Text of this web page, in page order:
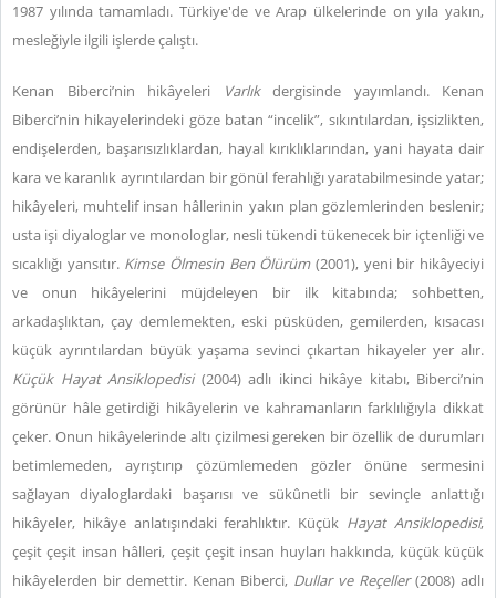
1987 yılında tamamladı. Türkiye'de ve Arap ülkelerinde on yıla yakın,
mesleğiyle ilgili işlerde çalıştı.
Kenan Biberci’nin hikâyeleri Varlıkdergisinde yayımlandı.
Kenan
Biberci’nin hikayelerindeki göze batan “incelik”, sıkıntılardan, işsizlikten,
endişelerden, başarısızlıklardan, hayal kırıklıklarından, yani hayata dair
kara ve karanlık ayrıntılardan bir gönül ferahlığı yaratabilmesinde yatar;
hikâyeleri, muhtelif insan hâllerinin yakın plan gözlemlerinden beslenir;
usta işi diyaloglar ve monologlar, nesli tükendi tükenecek bir içtenliği ve
sıcaklığı yansıtır. Kimse Ölmesin Ben Ölürüm(2001), yeni bir hikâyeciyi
ve onun hikâyelerini müjdeleyen bir ilk kitabında; sohbetten,
arkadaşlıktan, çay demlemekten, eski püsküden, gemilerden, kısacası
küçük ayrıntılardan büyük yaşama sevinci çıkartan hikayeler yer alır.
Küçük Hayat Ansiklopedisi(2004) adlı ikinci hikâye kitabı, Biberci’nin
görünür hâle getirdiği hikâyelerin ve kahramanların farklılığıyla dikkat
çeker. Onun hikâyelerinde altı çizilmesi gereken bir özellik de durumları
betimlemeden, ayrıştırıp çözümlemeden gözler önüne sermesini
sağlayan diyaloglardaki başarısı ve sükûnetli bir sevinçle anlattığı
hikâyeler, hikâye anlatışındaki ferahlıktır. Küçük Hayat Ansiklopedisi,
çeşit çeşit insan hâlleri, çeşit çeşit insan huyları hakkında, küçük küçük
hikâyelerden bir demettir. Kenan Biberci, Dullar ve Reçeller(2008) adlı